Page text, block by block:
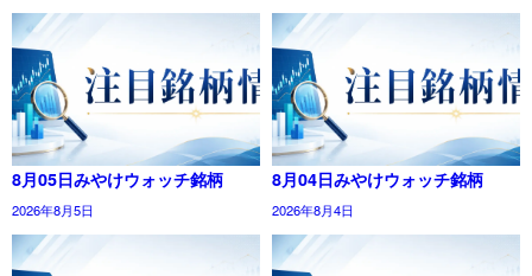
8月05日みやけウォッチ銘柄
2026年8月5日
8月04日みやけウォッチ銘柄
2026年8月4日